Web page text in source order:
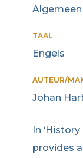
TAAL
Engels
AUTEUR/
Johan
In
provides